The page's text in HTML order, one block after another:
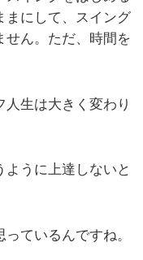
まにして、スイング
せん。ただ、時間を
生は大きく変わり
うに上達しないと
ているんですね。